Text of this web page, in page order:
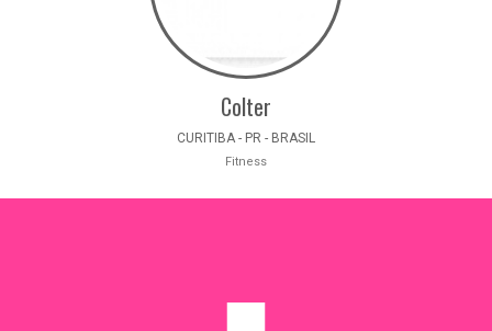
Colter
CURITIBA - PR - BRASIL
Fitness